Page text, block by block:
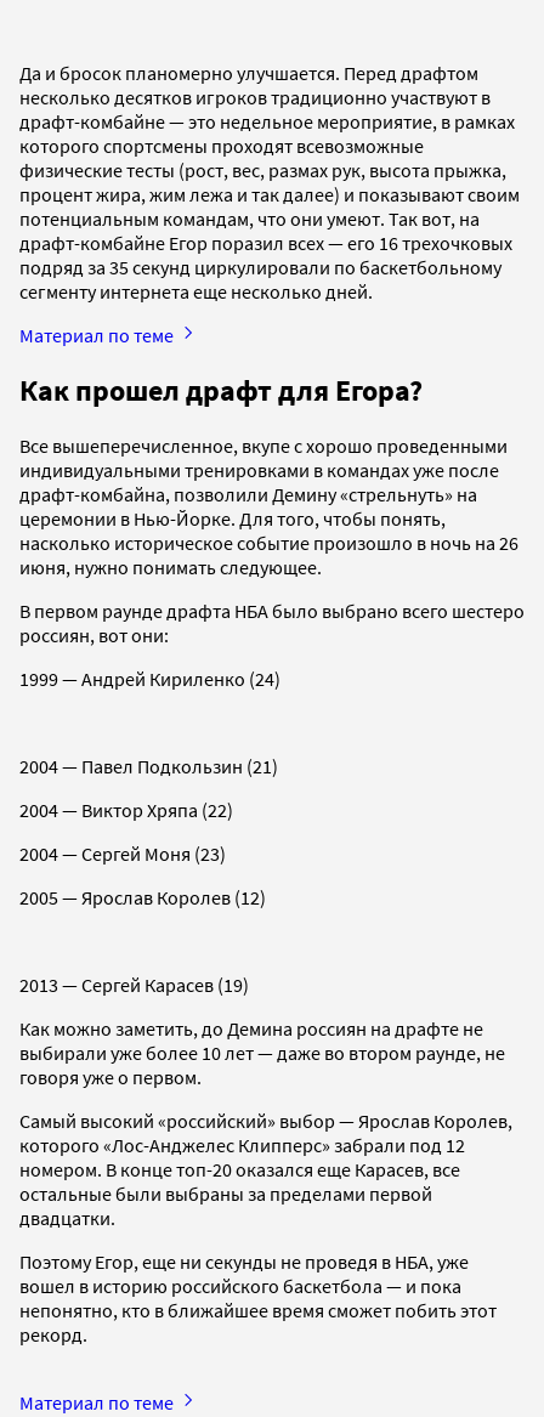
Да и бросок планомерно улучшается. Перед драфтом
несколько десятков игроков традиционно участвуют в
драфт-комбайне — это недельное мероприятие, в рамках
которого спортсмены проходят всевозможные
физические тесты (рост, вес, размах рук, высота прыжка,
процент жира, жим лежа и так далее) и показывают своим
потенциальным командам, что они умеют. Так вот, на
драфт-комбайне Егор поразил всех — его 16 трехочковых
подряд за 35 секунд циркулировали по баскетбольному
сегменту интернета еще несколько дней.
Материал по теме
Как прошел драфт для Егора?
Все вышеперечисленное, вкупе с хорошо проведенными
индивидуальными тренировками в командах уже после
драфт-комбайна, позволили Демину «стрельнуть» на
церемонии в Нью-Йорке. Для того, чтобы понять,
насколько историческое событие произошло в ночь на 26
июня, нужно понимать следующее.
В первом раунде драфта НБА было выбрано всего шестеро
россиян, вот они:
1999 — Андрей Кириленко (24)
2004 — Павел Подкользин (21)
2004 — Виктор Хряпа (22)
2004 — Сергей Моня (23)
2005 — Ярослав Королев (12)
2013 — Сергей Карасев (19)
Как можно заметить, до Демина россиян на драфте не
выбирали уже более 10 лет — даже во втором раунде, не
говоря уже о первом.
Самый высокий «российский» выбор — Ярослав Королев,
которого «Лос-Анджелес Клипперс» забрали под 12
номером. В конце топ-20 оказался еще Карасев, все
остальные были выбраны за пределами первой
двадцатки.
Поэтому Егор, еще ни секунды не проведя в НБА, уже
вошел в историю российского баскетбола — и пока
непонятно, кто в ближайшее время сможет побить этот
рекорд.
Материал по теме